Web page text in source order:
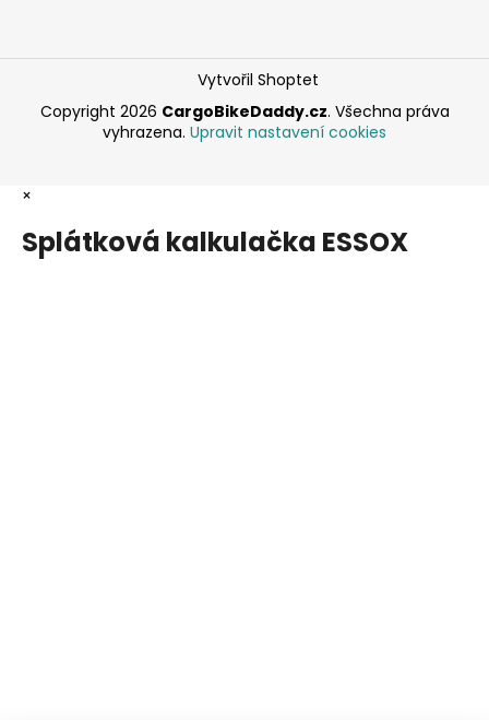
Vytvořil Shoptet
Copyright 2026 CargoBikeDaddy.cz. Všechna práva
vyhrazena. Upravit nastavení cookies
×
Splátková kalkulačka ESSOX